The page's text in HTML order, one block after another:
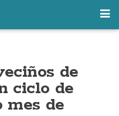
de
ciclo de
mes de